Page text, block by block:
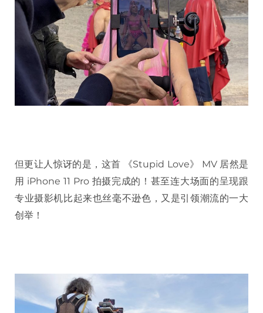
但更让人惊讶的是，这首 《Stupid Love》 MV 居然是
用 iPhone 11 Pro 拍摄完成的！甚至连大场面的呈现跟
专业摄影机比起来也丝毫不逊色，又是引领潮流的一大
创举！